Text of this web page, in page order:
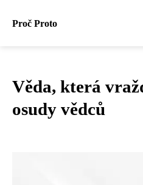
Proč Proto
Věda, která
osudy vědců